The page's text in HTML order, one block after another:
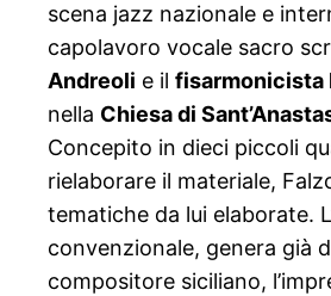
scena jazz nazionale e
capolavoro vocale sacro
Andreoli e il fisarmonicista
nella Chiesa di
Concepito in dieci piccoli
rielaborare il materiale,
tematiche da lui elaborate.
convenzionale, genera già
compositore siciliano,